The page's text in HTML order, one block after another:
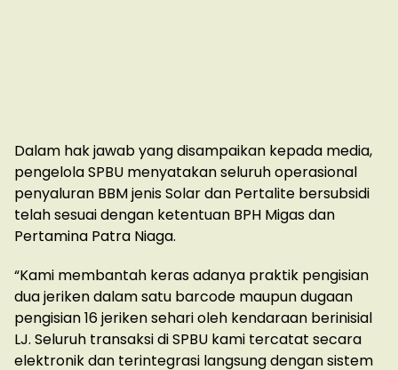
Dalam hak jawab yang disampaikan kepada media,
pengelola SPBU menyatakan seluruh operasional
penyaluran BBM jenis Solar dan Pertalite bersubsidi
telah sesuai dengan ketentuan BPH Migas dan
Pertamina Patra Niaga.
“Kami membantah keras adanya praktik pengisian
dua jeriken dalam satu barcode maupun dugaan
pengisian 16 jeriken sehari oleh kendaraan berinisial
LJ. Seluruh transaksi di SPBU kami tercatat secara
elektronik dan terintegrasi langsung dengan sistem